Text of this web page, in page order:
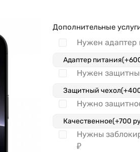
Дополнительные
Нужен адаптер
Нужен
Нужно
Нужны
₽